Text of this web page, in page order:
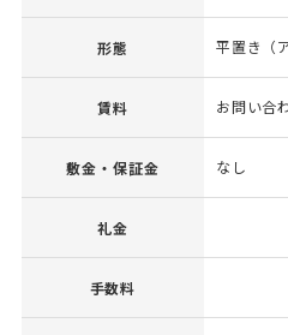
形態 平置き（
賃料 お問い合
敷金・保証金 なし
礼金
手数料